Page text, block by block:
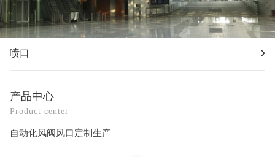
喷口
产品中心
Product center
自动化风阀风口定制生产